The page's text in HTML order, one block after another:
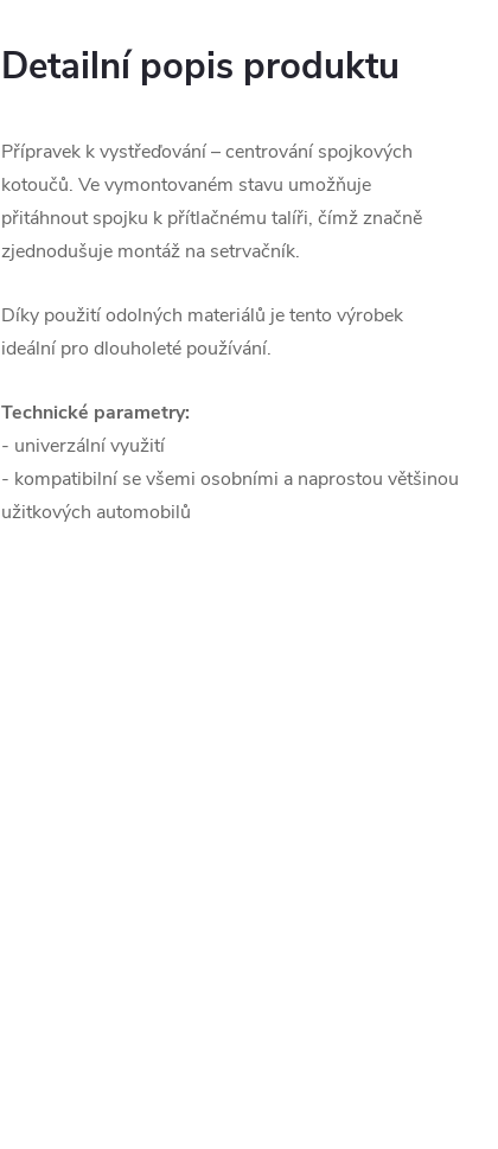
Detailní popis produktu
Přípravek k vystřeďování – centrování spojkových
kotoučů. Ve vymontovaném stavu umožňuje
přitáhnout spojku k přítlačnému talíři, čímž značně
zjednodušuje montáž na setrvačník.
Díky použití odolných materiálů je tento výrobek
ideální pro dlouholeté používání.
Technické parametry:
- univerzální využití
- kompatibilní se všemi osobními a naprostou většinou
užitkových automobilů